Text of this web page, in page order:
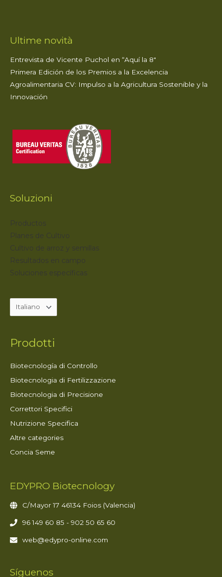
Ultime novità
Entrevista de Vicente Puchol en “Aquí la 8″
Primera Edición de los Premios a la Excelencia
Agroalimentaria CV: Impulso a la Agricultura Sostenible y la
Innovación
Soluzioni
Productos
Planes de Cultivo
Cultivo de arroz y semillas
Resultados en campo
Soluciones específicas
Prodotti
Biotecnología di Controllo
Biotecnologia di Fertilizzazione
Biotecnologia di Precisione
Correttori Specifici
Nutrizione Specifica
Altre categories
Concia Seme
EDYPRO Biotecnology
C/Mayor 17 46134 Foios (Valencia)
96 149 60 85 - 902 50 65 60
web@edypro-online.com
Síguenos